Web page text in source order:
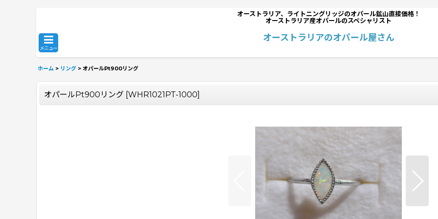
オーストラリア、ライトニングリッジのオパール鉱山直接価格！
オーストラリア産オパールのスペシャリスト
メニュー
オーストラリアのオパール屋さん
ホーム > リング > オパールPt900リング
オパールPt900リング [WHR1021PT-1000]